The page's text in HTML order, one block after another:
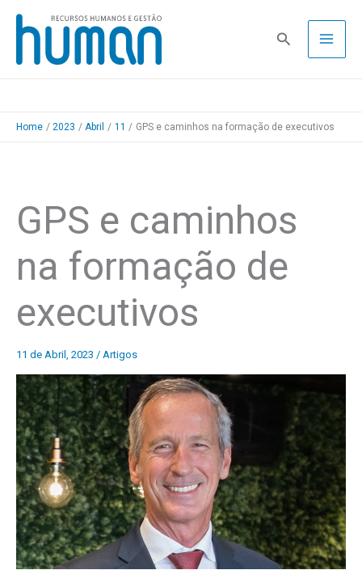
Skip
content
Pesquisa
Home 2023 Abril 11 GPS e caminhos na formação de executivos
GPS e caminhos
na formação de
executivos
11 de Abril, 2023 / Artigos